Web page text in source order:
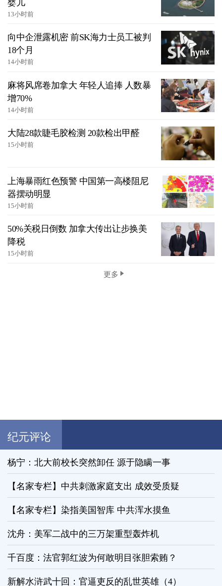
婴儿
13小时前
向中企泄露机密 前SK海力士员工被判
18个月
14小时前
麻将风席卷加拿大 年轻人追捧 人数暴
增70%
14小时前
大陆28款睫毛胶检测 20款检出甲醛
15小时前
上海暴雨红色预警 中国第一高楼阻尼
器摆动明显
15小时前
50%关税日倒数 加拿大传出让步换美
降税
15小时前
更多
纪元评论
杨宁：北大前校长突然卸任 源于隐瞒一事
【名家专栏】中共刺激家庭支出 成效受质疑
【名家专栏】染指美国智库 中共浑水摸鱼
沈舟：美军二战中的三万架重型轰炸机
千百度：法官郭红波为何敢明目张胆索贿？
新解水浒武十回：官逼吏反的乱世英雄（4）